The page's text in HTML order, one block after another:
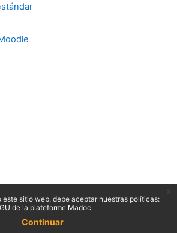
este sitio web, debe aceptar nuestras políticas:
de la plateforme Madoc
Continuar